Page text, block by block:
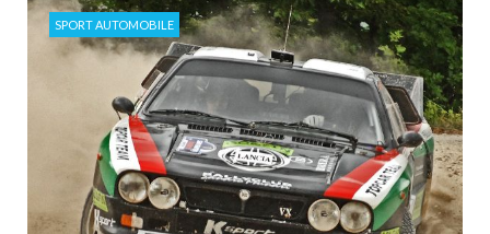
SPORT AUTOMOBILE